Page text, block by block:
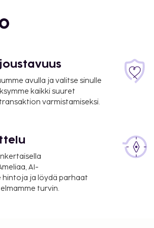
/ 18,5 mi
de Gaullen
auki oleva vastaanotto
avulla ja valitse sinulle
kaikki suuret
varmistamiseksi.
AI-
ja löydä parhaat
turvin.